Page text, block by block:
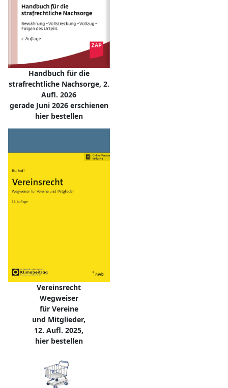
Handbuch für die
strafrechtliche Nachsorge, 2.
Aufl. 2026
gerade Juni 2026 erschienen
hier bestellen
Vereinsrecht
Wegweiser
für Vereine
und Mitglieder,
12. Aufl. 2025,
hier bestellen